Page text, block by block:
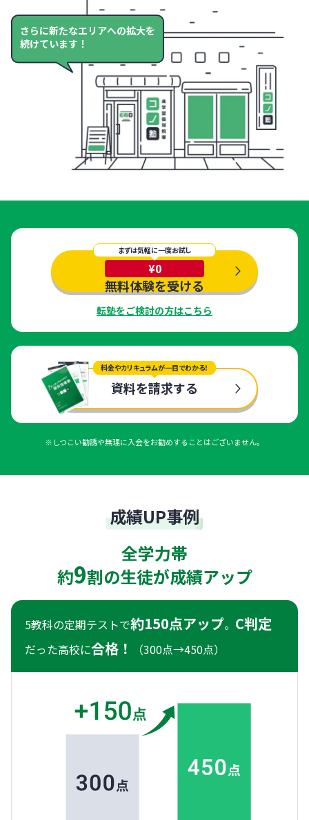
さらに新たなエリアへの拡大を
続けています！
まずは気軽に一度お試し
¥0
無料体験を受ける
転塾をご検討の方はこちら
料金やカリキュラムが一目でわかる！
資料を請求する
※しつこい勧誘や無理に入会をお勧めすることはございません。
成績UP事例
全学力帯
約9割の生徒が成績アップ
5教科の定期テストで約150点アップ。 C判定
だった高校に合格！ （300点→450点）